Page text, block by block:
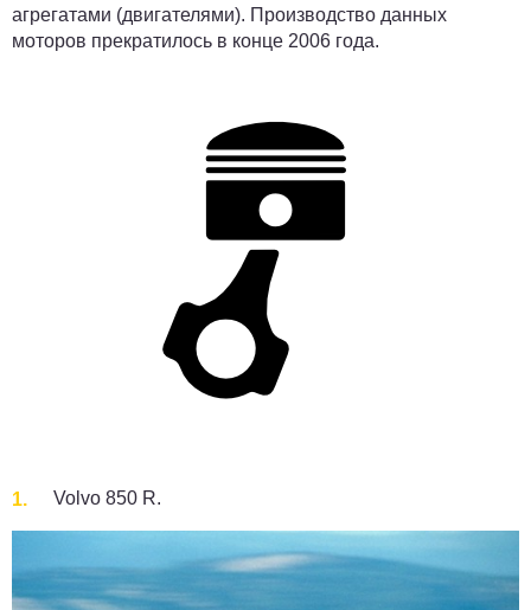
агрегатами (двигателями). Производство данных
моторов прекратилось в конце 2006 года.
Volvo 850 R.